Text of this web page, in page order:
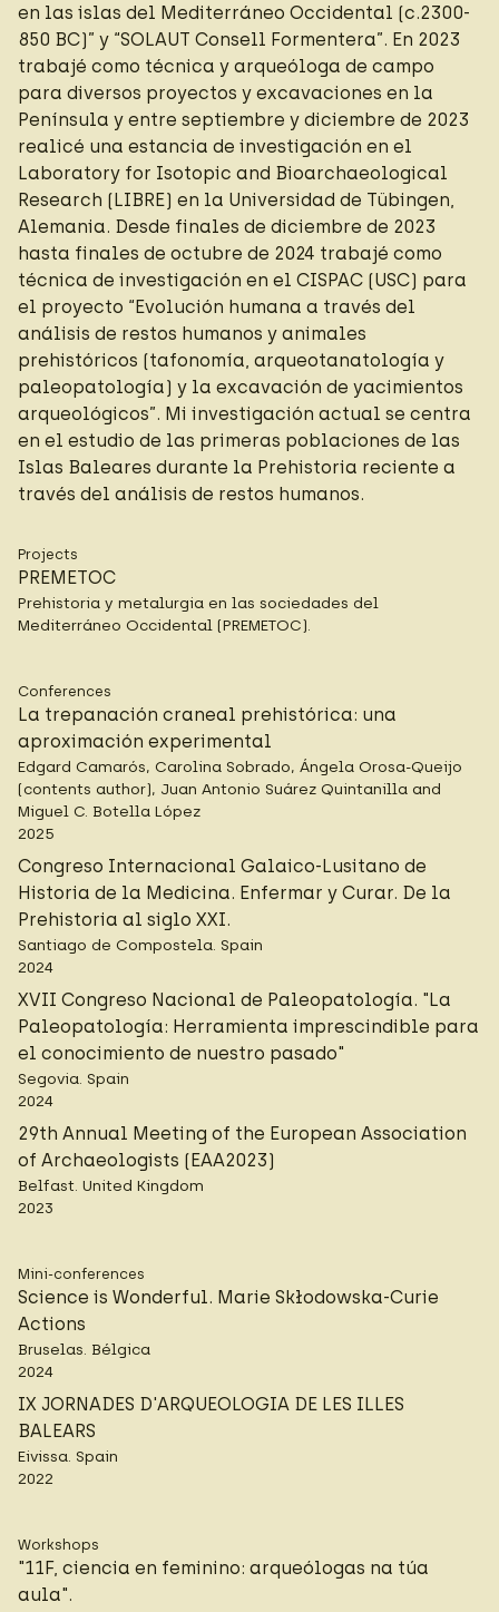
en las islas del Mediterráneo Occidental (c.2300-
850 BC)” y “SOLAUT Consell Formentera”. En 2023
trabajé como técnica y arqueóloga de campo
para diversos proyectos y excavaciones en la
Península y entre septiembre y diciembre de 2023
realicé una estancia de investigación en el
Laboratory for Isotopic and Bioarchaeological
Research (LIBRE) en la Universidad de Tübingen,
Alemania. Desde finales de diciembre de 2023
hasta finales de octubre de 2024 trabajé como
técnica de investigación en el CISPAC (USC) para
el proyecto “Evolución humana a través del
análisis de restos humanos y animales
prehistóricos (tafonomía, arqueotanatología y
paleopatología) y la excavación de yacimientos
arqueológicos”. Mi investigación actual se centra
en el estudio de las primeras poblaciones de las
Islas Baleares durante la Prehistoria reciente a
través del análisis de restos humanos.
Projects
PREMETOC
Prehistoria y metalurgia en las sociedades del
Mediterráneo Occidental (PREMETOC).
Conferences
La trepanación craneal prehistórica: una
aproximación experimental
Edgard Camarós, Carolina Sobrado, Ángela Orosa-Queijo
(contents author), Juan Antonio Suárez Quintanilla and
Miguel C. Botella López
2025
Congreso Internacional Galaico-Lusitano de
Historia de la Medicina. Enfermar y Curar. De la
Prehistoria al siglo XXI.
Santiago de Compostela. Spain
2024
XVII Congreso Nacional de Paleopatología. "La
Paleopatología: Herramienta imprescindible para
el conocimiento de nuestro pasado"
Segovia. Spain
2024
29th Annual Meeting of the European Association
of Archaeologists (EAA2023)
Belfast. United Kingdom
2023
Mini-conferences
Science is Wonderful. Marie Skłodowska-Curie
Actions
Bruselas. Bélgica
2024
IX JORNADES D'ARQUEOLOGIA DE LES ILLES
BALEARS
Eivissa. Spain
2022
Workshops
"11F, ciencia en feminino: arqueólogas na túa
aula".